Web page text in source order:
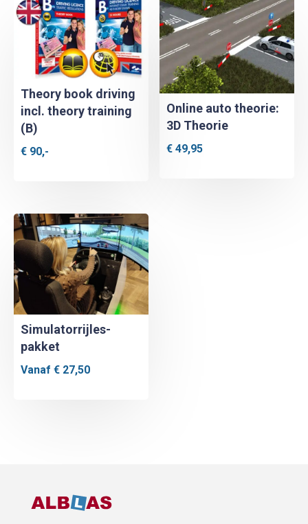
Theory book driving
incl. theory training
(B)
€ 90,-
Online auto theorie:
3D Theorie
€ 49,95
Simulatorrijles-
pakket
Vanaf € 27,50